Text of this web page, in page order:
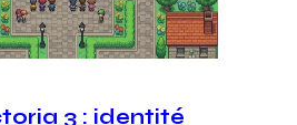
3 : identité